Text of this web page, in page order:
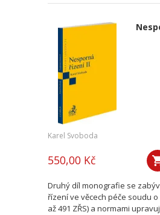
Karel Svoboda
550,00 Kč
Druhý díl monografie se
řízení ve věcech péče soudu
až 491 ZŘS) a normami